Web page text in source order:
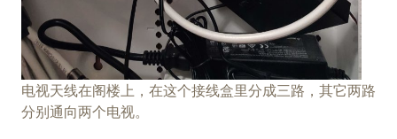
电视天线在阁楼上，在这个接线盒里分成三路，其它两路
分别通向两个电视。